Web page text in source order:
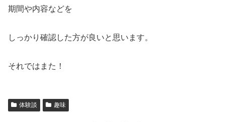
期間や内容などを
しっかり確認した方が良いと思います。
それではまた！
体験談 趣味